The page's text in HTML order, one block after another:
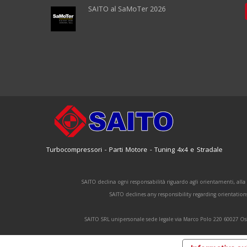
SAITO al SaMoTer 2026
Turbocompressori - Parti Motore - Tuning 4x4 e Stradale
SAITO declina ogni responsabilità riguardo agli orientamenti,
SAITO declines any responsibility regarding
SAITO SRL unipersonale sede legale via Marco Polo 220 60027